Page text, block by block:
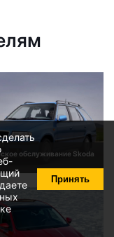
обслуживание Skoda
Принять